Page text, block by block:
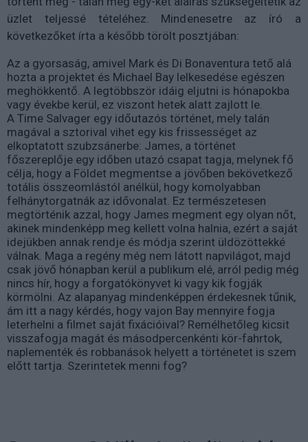
üzlet teljessé tételéhez. Mindenesetre az író a
következőket írta a később törölt posztjában:
Az a gyorsaság, amivel Mark és Di Bonaventura tető alá
hozta a projektet és Michael Bay lelkesedése egészen
meghökkentő. A legtöbbször idáig eljutni is hónapokba
vagy évekbe kerül, ez viszont hetek alatt zajlott le.
A Time Salvager egy időutazós történet, mely talán
magával a sztorival vihet egy kis frissességet az
elkoptatott szubzsánerbe: James, a történet
főszereplője egy időben utazó csapat tagja, melynek fő
célja, hogy a Földet megmentse a jövőben bekövetkező
totális összeomlástól anélkül, hogy komolyabban
felhánytorgatnák az idővonalat. Ez természetesen
megtörténik azzal, hogy James megment egy olyan nőt,
akinek mindenképp meg kellett volna halnia, ezért a saját
idejükben annak rendje és módja szerint üldözöttekké
válnak. Maga a regény még nem látott napvilágot, majd
csak jövő hónapban kerül a publikum elé, arról pedig még
nincs hír, hogy a forgatókönyvet ki vagy kik fogják
körmölni. Az alapanyag mindenképpen érdekesnek tűnik,
ám itt a nagy kérdés, hogy vajon Bay mennyire fogja
leterhelni a filmet saját fixációival? Remélhetőleg kicsit
visszafogja magát és másodpercenkénti kör-fahrtok,
naplementék és robbanások helyett a történetet is szem
előtt tartja. Szerintetek menni fog?